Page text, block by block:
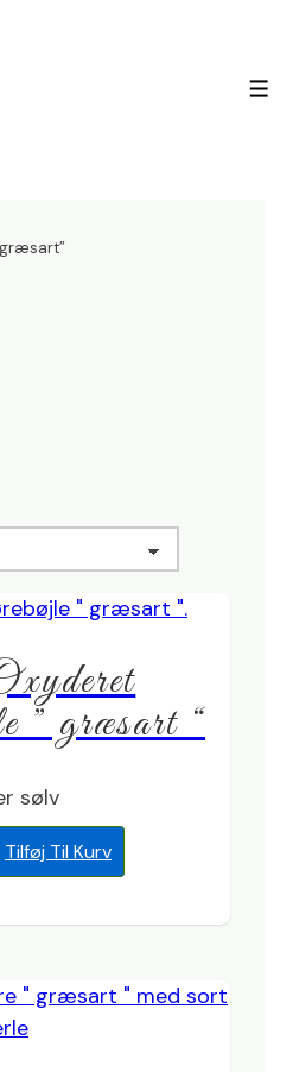
” græsart “
sølv
Tilføj Til Kurv